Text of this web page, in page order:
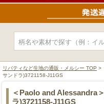
リバティなど生地の通販・メルシー TOP >
サンドラ)3721158-J11GS
＜Paolo and Alessandra
ラ)3721158-J11GS